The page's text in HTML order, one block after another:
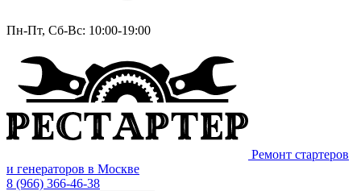
Пн-Пт, Сб-Вс: 10:00-19:00
Ремонт стартеров
и генераторов в Москве
8 (966) 366-46-38